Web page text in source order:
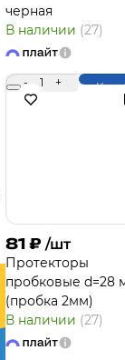
черная
В наличии (27)
- 1 +
81 ₽ /шт
Протекторы
пробковые d=28
(пробка 2мм)
В наличии (27)